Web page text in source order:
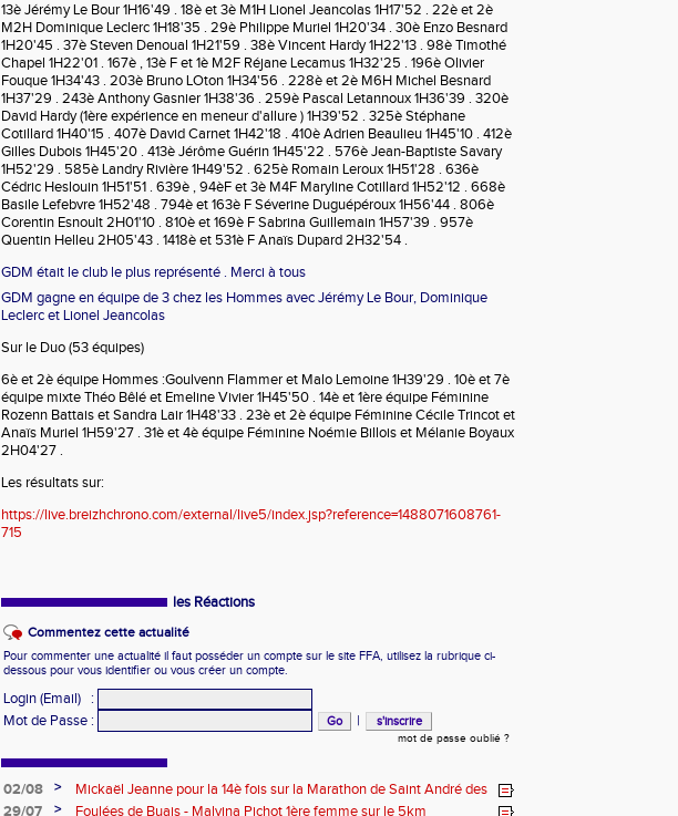
13è Jérémy Le Bour 1H16'49 . 18è et 3è M1H Lionel Jeancolas 1H17'52 . 22è et 2è
M2H Dominique Leclerc 1H18'35 . 29è Philippe Muriel 1H20'34 . 30è Enzo Besnard
1H20'45 . 37è Steven Denoual 1H21'59 . 38è Vincent Hardy 1H22'13 . 98è Timothé
Chapel 1H22'01 . 167è , 13è F et 1è M2F Réjane Lecamus 1H32'25 . 196è Olivier
Fouque 1H34'43 . 203è Bruno LOton 1H34'56 . 228è et 2è M6H Michel Besnard
1H37'29 . 243è Anthony Gasnier 1H38'36 . 259è Pascal Letannoux 1H36'39 . 320è
David Hardy (1ère expérience en meneur d'allure ) 1H39'52 . 325è Stéphane
Cotillard 1H40'15 . 407è David Carnet 1H42'18 . 410è Adrien Beaulieu 1H45'10 . 412è
Gilles Dubois 1H45'20 . 413è Jérôme Guérin 1H45'22 . 576è Jean-Baptiste Savary
1H52'29 . 585è Landry Rivière 1H49'52 . 625è Romain Leroux 1H51'28 . 636è
Cédric Heslouin 1H51'51 . 639è , 94èF et 3è M4F Maryline Cotillard 1H52'12 . 668è
Basile Lefebvre 1H52'48 . 794è et 163è F Séverine Duguépéroux 1H56'44 . 806è
Corentin Esnoult 2H01'10 . 810è et 169è F Sabrina Guillemain 1H57'39 . 957è
Quentin Helleu 2H05'43 . 1418è et 531è F Anaïs Dupard 2H32'54 .
GDM était le club le plus représenté . Merci à tous
GDM gagne en équipe de 3 chez les Hommes avec Jérémy Le Bour, Dominique
Leclerc et Lionel Jeancolas
Sur le Duo (53 équipes)
6è et 2è équipe Hommes :Goulvenn Flammer et Malo Lemoine 1H39'29 . 10è et 7è
équipe mixte Théo Bêlé et Emeline Vivier 1H45'50 . 14è et 1ère équipe Féminine
Rozenn Battais et Sandra Lair 1H48'33 . 23è et 2è équipe Féminine Cécile Trincot et
Anaïs Muriel 1H59'27 . 31è et 4è équipe Féminine Noémie Billois et Mélanie Boyaux
2H04'27 .
Les résultats sur:
https://live.breizhchrono.com/external/live5/index.jsp?reference=1488071608761-
715
les Réactions
Commentez cette actualité
Pour commenter une actualité il faut posséder un compte sur le site FFA, utilisez la rubrique ci-
dessous pour vous identifier ou vous créer un compte.
Login (Email)
:
Mot de Passe : |
mot de passe oublié ?
02/08 >
Mickaël Jeanne pour la 14è fois sur la Marathon de Saint André des
Eaux
29/07 >
Foulées de Buais - Malvina Pichot 1ère femme sur le 5km